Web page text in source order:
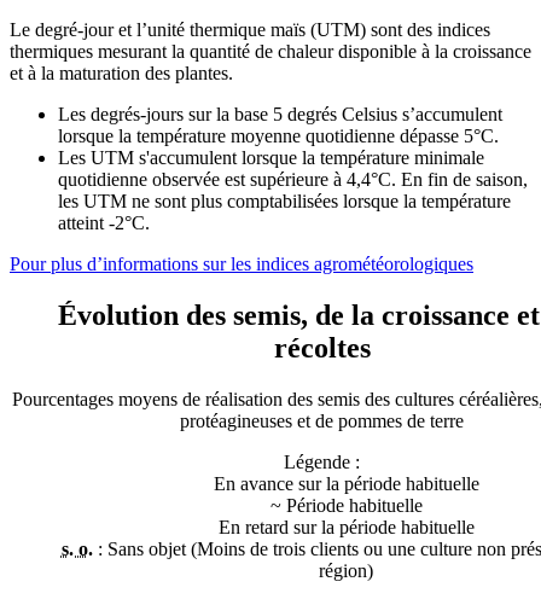
Le degré-jour et l’unité thermique maïs (UTM) sont des indices
thermiques mesurant la quantité de chaleur disponible à la croissance
et à la maturation des plantes.
Les degrés-jours sur la base 5 degrés Celsius s’accumulent
lorsque la température moyenne quotidienne dépasse 5°C.
Les UTM s'accumulent lorsque la température minimale
quotidienne observée est supérieure à 4,4°C. En fin de saison,
les UTM ne sont plus comptabilisées lorsque la température
atteint -2°C.
Pour plus d’informations sur les indices agrométéorologiques
Évolution des semis, de la croissance
récoltes
Pourcentages moyens de réalisation des semis des cultures
protéagineuses et de pommes de terre
Légende :
En avance sur la période habituelle
~Période habituelle
En retard sur la période habituelle
s. o.: Sans objet (Moins de trois clients ou une culture non
région)